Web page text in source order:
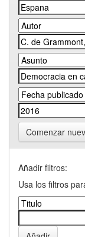
Comenzar
Añadir filtros:
Usa los filtros